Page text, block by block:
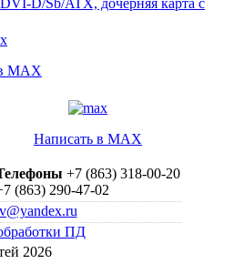
MAX
Написать в MAX
+7 (863) 318-00-20
(863) 290-47-02
ПД
2026